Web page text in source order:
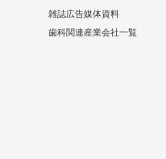
雑誌広告媒体資料
歯科関連産業会社一覧